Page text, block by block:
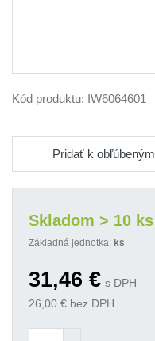
Kód produktu: IW6064601
Pridať k obľúbeným
Skladom > 10 ks
Základná jednotka: ks
31,46 € s DPH
26,00 € bez DPH